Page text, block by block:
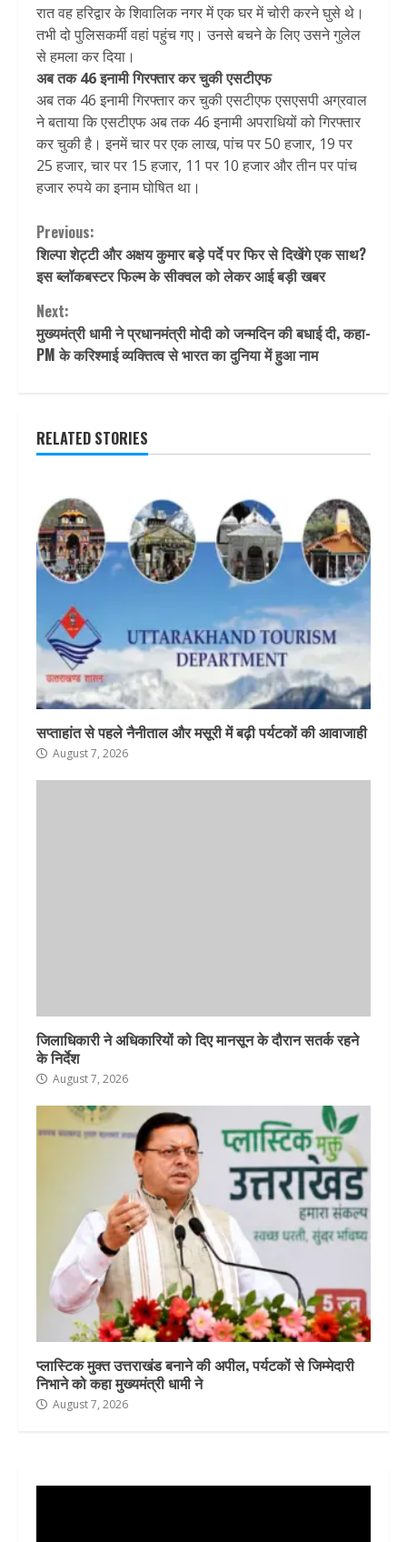
रात वह हरिद्वार के शिवालिक नगर में एक घर में चोरी करने घुसे थे।
तभी दो पुलिसकर्मी वहां पहुंच गए। उनसे बचने के लिए उसने गुलेल
से हमला कर दिया।
अब तक 46 इनामी गिरफ्तार कर चुकी एसटीएफ
अब तक 46 इनामी गिरफ्तार कर चुकी एसटीएफ एसएसपी अग्रवाल
ने बताया कि एसटीएफ अब तक 46 इनामी अपराधियों को गिरफ्तार
कर चुकी है। इनमें चार पर एक लाख, पांच पर 50 हजार, 19 पर
25 हजार, चार पर 15 हजार, 11 पर 10 हजार और तीन पर पांच
हजार रुपये का इनाम घोषित था।
Continue
Reading
Previous:
शिल्पा शेट्टी और अक्षय कुमार बड़े पर्दे पर फिर से दिखेंगे एक साथ?
इस ब्लॉकबस्टर फिल्म के सीक्वल को लेकर आई बड़ी खबर
Next:
मुख्यमंत्री धामी ने प्रधानमंत्री मोदी को जन्मदिन की बधाई दी, कहा-
PM के करिश्माई व्यक्तित्व से भारत का दुनिया में हुआ नाम
RELATED STORIES
सप्ताहांत से पहले नैनीताल और मसूरी में बढ़ी पर्यटकों की आवाजाही
August 7, 2026
जिलाधिकारी ने अधिकारियों को दिए मानसून के दौरान सतर्क रहने
के निर्देश
August 7, 2026
प्लास्टिक मुक्त उत्तराखंड बनाने की अपील, पर्यटकों से जिम्मेदारी
निभाने को कहा मुख्यमंत्री धामी ने
August 7, 2026